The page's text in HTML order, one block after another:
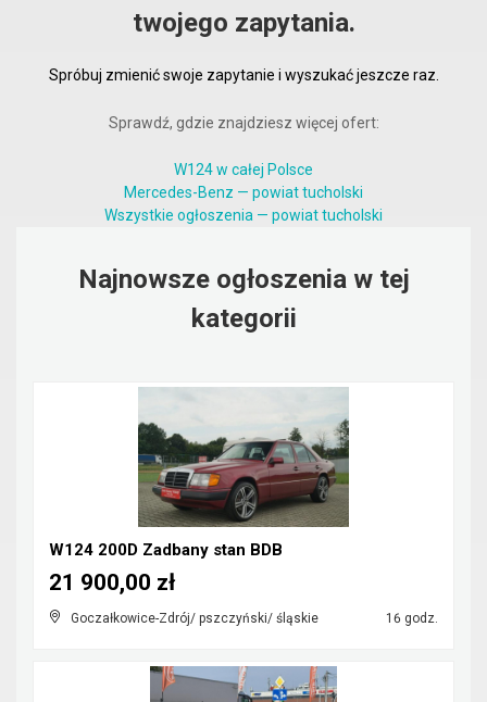
twojego zapytania.
Spróbuj zmienić swoje zapytanie i wyszukać jeszcze raz.
Sprawdź, gdzie znajdziesz więcej ofert:
W124 w całej Polsce
Mercedes-Benz — powiat tucholski
Wszystkie ogłoszenia — powiat tucholski
Najnowsze ogłoszenia w tej
kategorii
W124 200D Zadbany stan BDB
Goczałkowice-Zdrój/ pszczyński/ śląskie 16 godz.
21 900,00 zł